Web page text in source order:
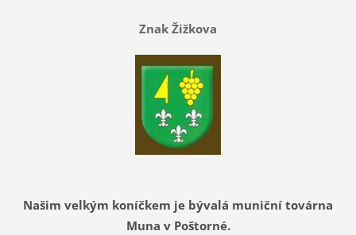
Znak Žižkova
Našim velkým koníčkem je bývalá muniční továrna
Muna v Poštorné.